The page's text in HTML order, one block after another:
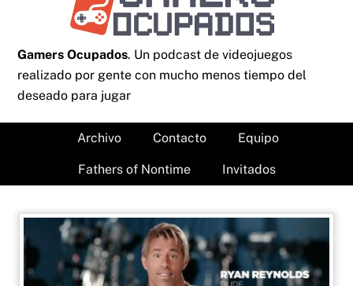
Gamers Ocupados. Un podcast de videojuegos
realizado por gente con mucho menos tiempo del
deseado para jugar
Archivo Contacto Equipo
Fathers of Nontime Invitados